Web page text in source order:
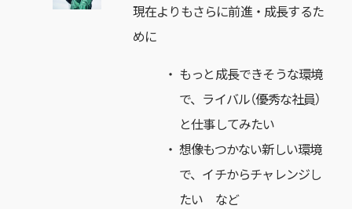
現在よりもさらに前進・成長するた
めに
もっと成長できそうな環境
で、ライバル（優秀な社員）
と仕事してみたい
想像もつかない新しい環境
で、イチからチャレンジし
たい など